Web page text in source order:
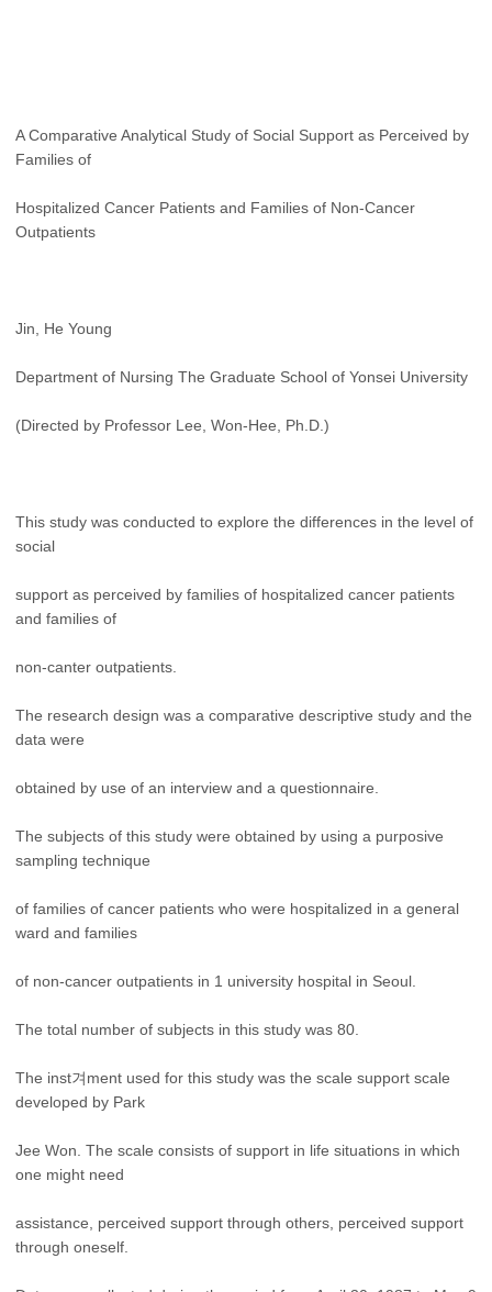
A Comparative Analytical Study of Social Support as Perceived by
Families of
Hospitalized Cancer Patients and Families of Non-Cancer
Outpatients
Jin, He Young
Department of Nursing The Graduate School of Yonsei University
(Directed by Professor Lee, Won-Hee, Ph.D.)
This study was conducted to explore the differences in the level of
social
support as perceived by families of hospitalized cancer patients
and families of
non-canter outpatients.
The research design was a comparative descriptive study and the
data were
obtained by use of an interview and a questionnaire.
The subjects of this study were obtained by using a purposive
sampling technique
of families of cancer patients who were hospitalized in a general
ward and families
of non-cancer outpatients in 1 university hospital in Seoul.
The total number of subjects in this study was 80.
The inst겨ment used for this study was the scale support scale
developed by Park
Jee Won. The scale consists of support in life situations in which
one might need
assistance, perceived support through others, perceived support
through oneself.